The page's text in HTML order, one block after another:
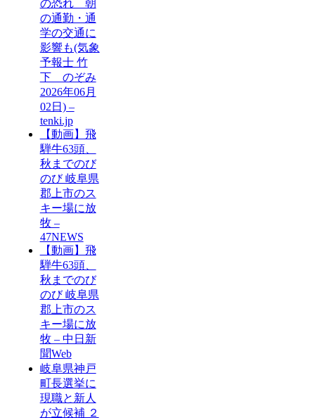
の恐れ 朝
の通勤・通
学の交通に
影響も(気象
予報士 竹
下 のぞみ
2026年06月
02日) –
tenki.jp
【動画】飛
騨牛63頭、
秋までのび
のび 岐阜県
郡上市のス
キー場に放
牧 –
47NEWS
【動画】飛
騨牛63頭、
秋までのび
のび 岐阜県
郡上市のス
キー場に放
牧 – 中日新
聞Web
岐阜県神戸
町長選挙に
現職と新人
が立候補 ２